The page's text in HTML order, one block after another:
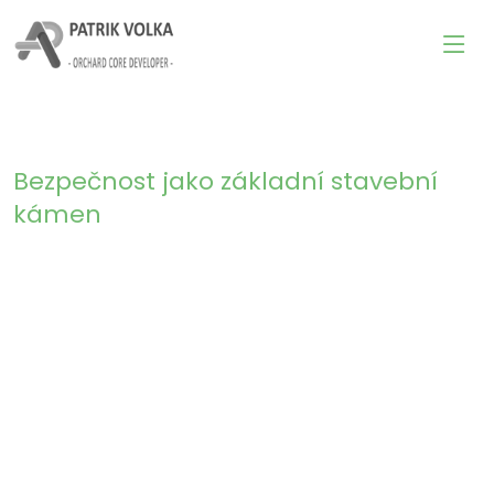
Bezpečnost jako základní stavební
kámen